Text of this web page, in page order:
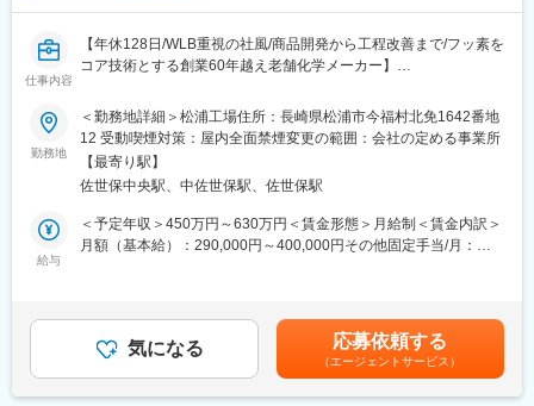
仕事内容
【年休128日/WLB重視の社風/商品開発から工程改善まで/フッ素を
コア技術とする創業60年越え老舗化学メーカー】
◆業務概要
機能素材ビジネスユニット技術課にて、半導体業界・食品業界・
自動車業界向け粘着テープ・高機能性フィルムの製品開発と生産
技術業務をおまかせします。
◆業務詳細
・粘着テープ・高機能性フィルム等製品の開発
★完全に新しい製品の開発は他部署が担当しています。既存製品
の改良がメインの部署です。
★別に設備改善の部署もございますが、製品開発に結びついた設
勤務地
＜勤務地詳細＞松浦工場住所：長崎県松浦市今福村北免1642番地
12 受動喫煙対策：屋内全面禁煙変更の範囲：会社の定める事業所
【最寄り駅】
佐世保中央駅、中佐世保駅、佐世保駅
給与
＜予定年収＞450万円～630万円＜賃金形態＞月給制＜賃金内訳＞
月額（基本給）：290,000円～400,000円その他固定手当/月：
度金を支給いたします。■昇給：年1回（4月）■賞与：年3回（7
月・12月・3月）計：3.3ヶ月分（2024年度実績）※当社規程に基
づき決定します。賃金はあくまでも目安の金額であり、選考を通
じて上下する可能性があります。月給(月額)は固定手当を含めた表
気になる 応募依頼する
（エージェントサービス）